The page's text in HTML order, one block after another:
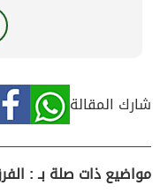
شارك المقالة
مواضيع ذات صلة بـ :